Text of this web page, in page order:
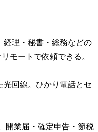
経理・秘書・総務などの
モートで依頼できる。
光回線。ひかり電話とセ
開業届・確定申告・節税